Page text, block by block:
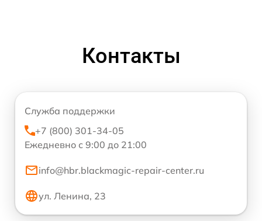
Контакты
Служба поддержки
+7 (800) 301-34-05
Ежедневно с 9:00 до 21:00
info@hbr.blackmagic-repair-center.ru
ул. Ленина, 23